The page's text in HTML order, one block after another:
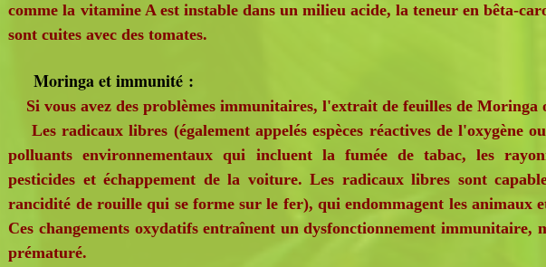
comme la vitamine A est instable dans un milieu acide, la teneur en bêta-
sont cuites avec des tomates.
Moringa et immunité :
Si vous avez des problèmes immunitaires, l'extrait de feuilles de Moringa
Les radicaux libres (également appelés espèces réactives de l'oxygène
polluants environnementaux qui incluent la fumée de tabac, les
pesticides et échappement de la voiture. Les radicaux libres sont
rancidité de rouille qui se forme sur le fer), qui endommagent les animaux
Ces changements oxydatifs entraînent un dysfonctionnement immunitaire,
prématuré.